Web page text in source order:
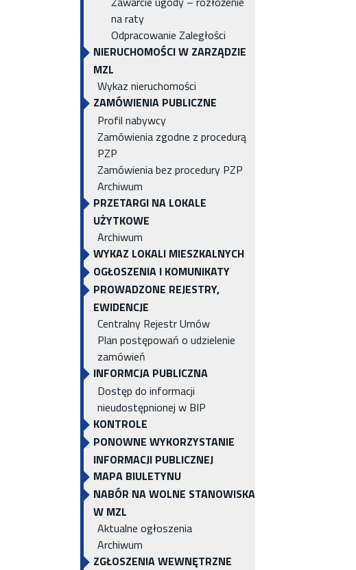
na raty
Odpracowanie Zaległości
NIERUCHOMOŚCI W ZARZĄDZIE
MZL
Wykaz nieruchomości
ZAMÓWIENIA PUBLICZNE
Profil nabywcy
Zamówienia zgodne z procedurą
PZP
Zamówienia bez procedury PZP
Archiwum
PRZETARGI NA LOKALE
UŻYTKOWE
Archiwum
WYKAZ LOKALI MIESZKALNYCH
OGŁOSZENIA I KOMUNIKATY
PROWADZONE REJESTRY,
EWIDENCJE
Centralny Rejestr Umów
Plan postępowań o udzielenie
zamówień
INFORMCJA PUBLICZNA
Dostęp do informacji
nieudostępnionej w BIP
KONTROLE
PONOWNE WYKORZYSTANIE
INFORMACJI PUBLICZNEJ
MAPA BIULETYNU
NABÓR NA WOLNE STANOWISKA
W MZL
Aktualne ogłoszenia
Archiwum
ZGŁOSZENIA WEWNĘTRZNE